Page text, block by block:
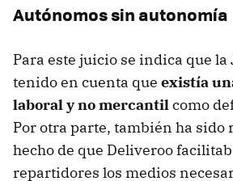
Autónomos sin autonomía
Para este juicio se indica que la
tenido en cuenta que existía
laboral y no mercantilcomo
Por otra parte, también ha sido
hecho de que Deliveroo
repartidores los medios